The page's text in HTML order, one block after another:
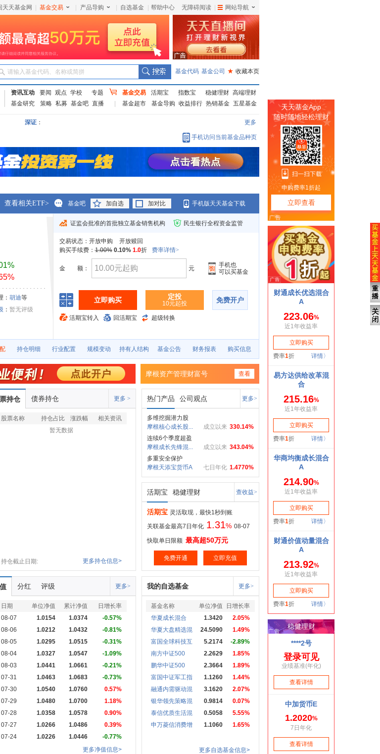
天天基金网 基金交易 产品导购 自选基金 帮助中心 无障碍阅读 网站导航
请输入基金代码、名称或简拼 基金代码 基金公司 ★ 收藏本页
资讯互动 要闻 观点 学校
专题
基金研究
策略 私募 基金吧 直播
基金交易 活期宝 指数宝 稳健理财 高端理财
基金超市
基金导购 收益排行 热销基金 五星基金
深证： 更多
手机访问当前基金品种页
查看相关ETF> 基金吧 加自选 加对比 手机版天天基金下载
： 胡迪等
： 暂无评级
证监会批准的首批独立基金销售机构 民生银行全程资金监管
交易状态： 开放申购
开放赎回
购买手续费：1.00% 0.10% 1.0折 费率详情>
金 额： 元
手机也
可以买基金
立即购买 定投
10元起投 免费开户
活期宝转入 回活期宝 超级转换
持仓明细 行业配置 规模变动 持有人结构 基金公告 财务报表 购买信息
摩根资产管理财富号 查看
持仓 债券持仓 更多 >
股票名称 持仓占比 涨跌幅
相关资讯
暂无数据
持仓截止日期: 更多持仓信息>
热门产品 公司观点 更多>
多维挖掘潜力股
330.14%
成立以来
摩根核心成长股...
连续6个季度超盈
343.04%
成立以来
摩根成长先锋混...
多重安全保护
1.4770%
七日年化
摩根天添宝货币A
活期宝 稳健理财 查收益>
活期宝 灵活取现，最快1秒到账
关联基金最高7日年化 1.31% 08-07
快取单日限额 最高超50万元
免费开通 立即充值
分红 评级 更多>
日期 单位净值 累计净值
日增长率
08-07
1.0154 1.0374
-0.57%
08-06
1.0212 1.0432
-0.81%
08-05
1.0295 1.0515
-0.31%
08-04
1.0327 1.0547
-1.09%
08-03
1.0441 1.0661
-0.21%
07-31
1.0463 1.0683
-0.73%
07-30
1.0540 1.0760
0.57%
07-29
1.0480 1.0700
1.18%
07-28
1.0358 1.0578
0.90%
07-27
1.0266 1.0486
0.39%
07-24
1.0226 1.0446
-0.77%
更多净值信息>
我的自选基金 更多>
基金名称 单位净值
日增长率
华夏成长混合
1.3420
2.05%
华夏大盘精选混
24.5090
1.49%
富国全球科技互
5.2174
-2.89%
南方中证500
2.2629
1.85%
鹏华中证500
2.3664
1.89%
富国中证军工指
1.1260
1.44%
融通内需驱动混
3.1620
2.07%
银华领先策略混
0.9814
0.07%
泰信优质生活混
0.5058
5.55%
申万菱信消费增
1.1060 1.65%
更多自选基金信息>